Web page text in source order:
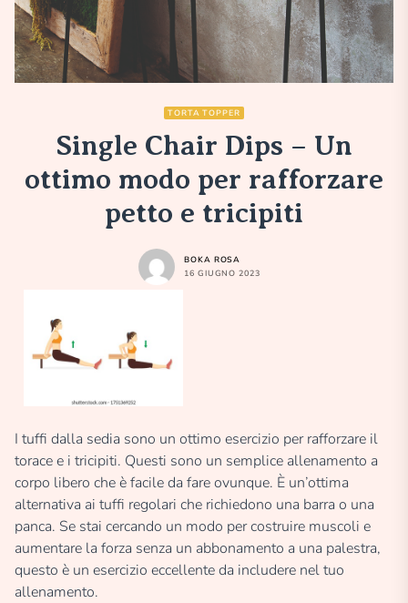
TORTA TOPPER
Single Chair Dips – Un
ottimo modo per rafforzare
petto e tricipiti
BOKA ROSA
16 GIUGNO 2023
I tuffi dalla sedia sono un ottimo esercizio per rafforzare il
torace e i tricipiti. Questi sono un semplice allenamento a
corpo libero che è facile da fare ovunque. È un’ottima
alternativa ai tuffi regolari che richiedono una barra o una
panca. Se stai cercando un modo per costruire muscoli e
aumentare la forza senza un abbonamento a una palestra,
questo è un esercizio eccellente da includere nel tuo
allenamento.